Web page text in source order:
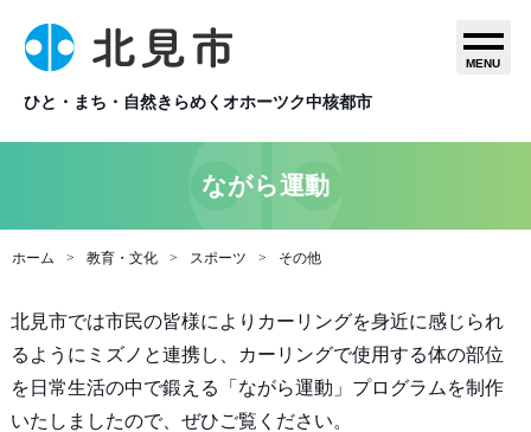
ひと・まち・自然きらめくオホーツク中核都市
MENU
ながら運動
ホーム 教育・文化 スポーツ その他
北見市では市民の皆様によりカーリングを身近に感じられ
るようにミズノと連携し、カーリングで使用する体の部位
を日常生活の中で鍛える「ながら運動」プログラムを制作
いたしましたので、ぜひご覧ください。